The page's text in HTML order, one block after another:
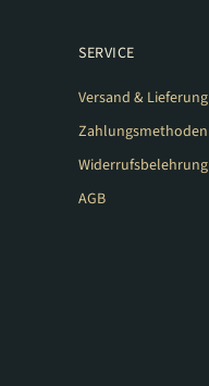
SERVICE
Versand & Lieferung
Zahlungsmethoden
Widerrufsbelehrung
AGB